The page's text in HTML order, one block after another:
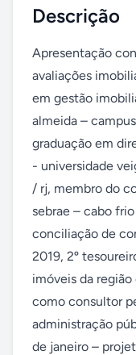
Descrição
Apresentação
avaliações
em gestão
almeida –
graduação em
- universidade
/ rj, membro do
sebrae – cabo
conciliação de
2019, 2º
imóveis da
como consultor
administração
de janeiro –